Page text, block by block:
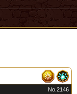
No.2146